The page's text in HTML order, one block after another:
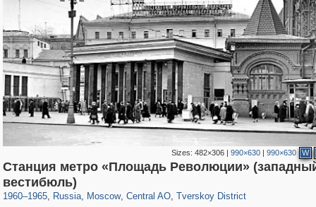
Sizes:482×306 |990×630 |990×630 W
Станция метро «Площадь Революции»
вестибюль)
1960–1965, Russia
1,406,840
, Moscow
319,864
, Central AO, Tverskoy District